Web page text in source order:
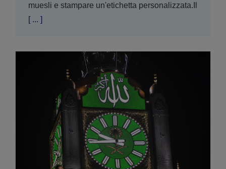
muesli e stampare un'etichetta personalizzata.Il
[ ... ]